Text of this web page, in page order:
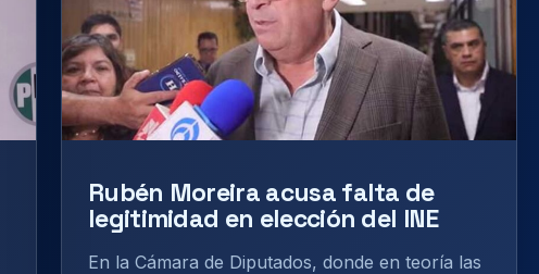
Rubén Moreira acusa falta de
legitimidad en elección del INE
En la Cámara de Diputados, donde en teoría las